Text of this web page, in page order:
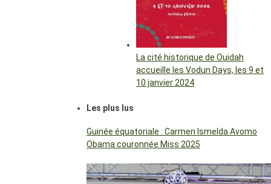
La cité historique de Ouidah
accueille les Vodun Days, les 9 et
10 janvier 2024
Les plus lus
Guinée équatoriale : Carmen Ismelda Avomo
Obama couronnée Miss 2025